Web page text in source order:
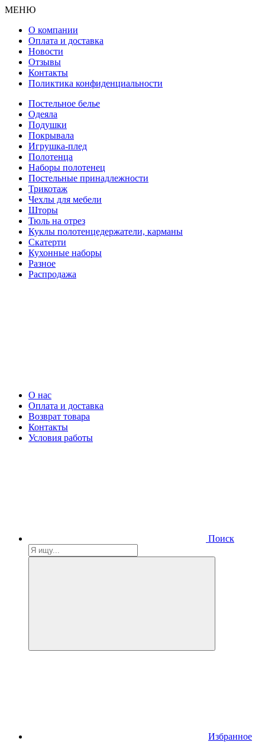
МЕНЮ
О компании
Оплата и доставка
Новости
Отзывы
Контакты
Поликтика конфиденциальности
Постельное белье
Одеяла
Подушки
Покрывала
Игрушка-плед
Полотенца
Наборы полотенец
Постельные принадлежности
Трикотаж
Чехлы для мебели
Шторы
Тюль на отрез
Куклы полотенцедержатели, карманы
Скатерти
Кухонные наборы
Разное
Распродажа
О нас
Оплата и доставка
Возврат товара
Контакты
Условия работы
Поиск
Избранное